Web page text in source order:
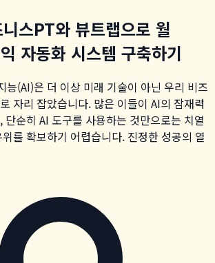
스PT와 뷰트랩으로 월
자동화 시스템 구축하기
능(AI)은 더 이상 미래 기술이 아닌 우리 비즈
자리 잡았습니다. 많은 이들이 AI의 잠재력
단순히 AI 도구를 사용하는 것만으로는 치열
를 확보하기 어렵습니다. 진정한 성공의 열